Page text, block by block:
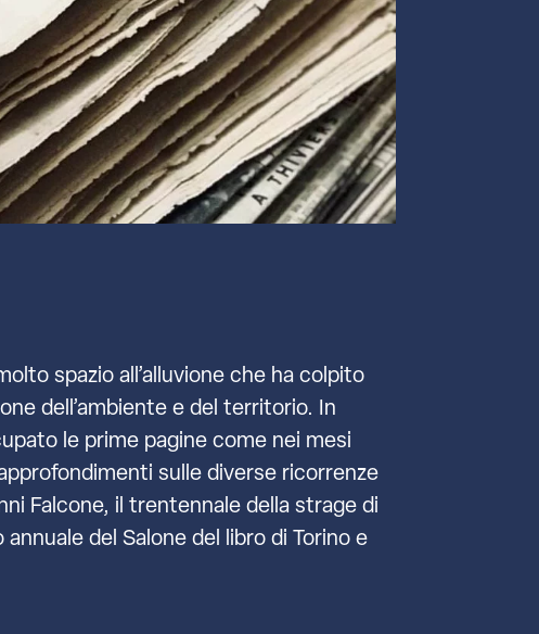
spazio all’alluvione che ha colpito
dell’ambiente e del territorio. In
le prime pagine come nei mesi
sulle diverse ricorrenze
Falcone, il trentennale della strage di
del Salone del libro di Torino e